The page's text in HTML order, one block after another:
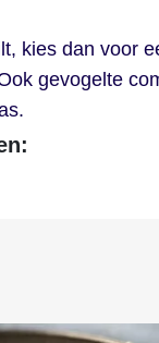
kies dan voor
gevogelte